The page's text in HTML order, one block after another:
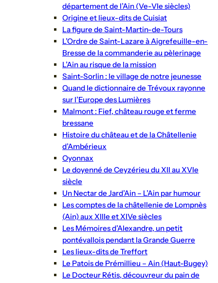
département de l’Ain (Ve-VIe siècles)
Origine et lieux-dits de Cuisiat
La figure de Saint-Martin-de-Tours
L’Ordre de Saint-Lazare à Aigrefeuille-en-
Bresse de la commanderie au pèlerinage
L’Ain au risque de la mission
Saint-Sorlin : le village de notre jeunesse
Quand le dictionnaire de Trévoux rayonne
sur l’Europe des Lumières
Malmont : Fief, château rouge et ferme
bressane
Histoire du château et de la Châtellenie
d’Ambérieux
Oyonnax
Le doyenné de Ceyzérieu du XII au XVIe
siècle
Un Nectar de Jard’Ain – L’Ain par humour
Les comptes de la châtellenie de Lompnès
(Ain) aux XIIIe et XIVe siècles
Les Mémoires d’Alexandre, un petit
pontévallois pendant la Grande Guerre
Les lieux-dits de Treffort
Le Patois de Prémillieu – Ain (Haut-Bugey)
Le Docteur Rétis, découvreur du pain de